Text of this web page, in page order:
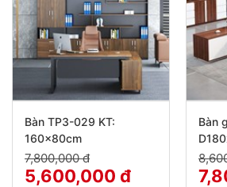
Bàn TP3-029 KT:
160x80cm
7,800,000 đ
5,600,000 đ
Bàn